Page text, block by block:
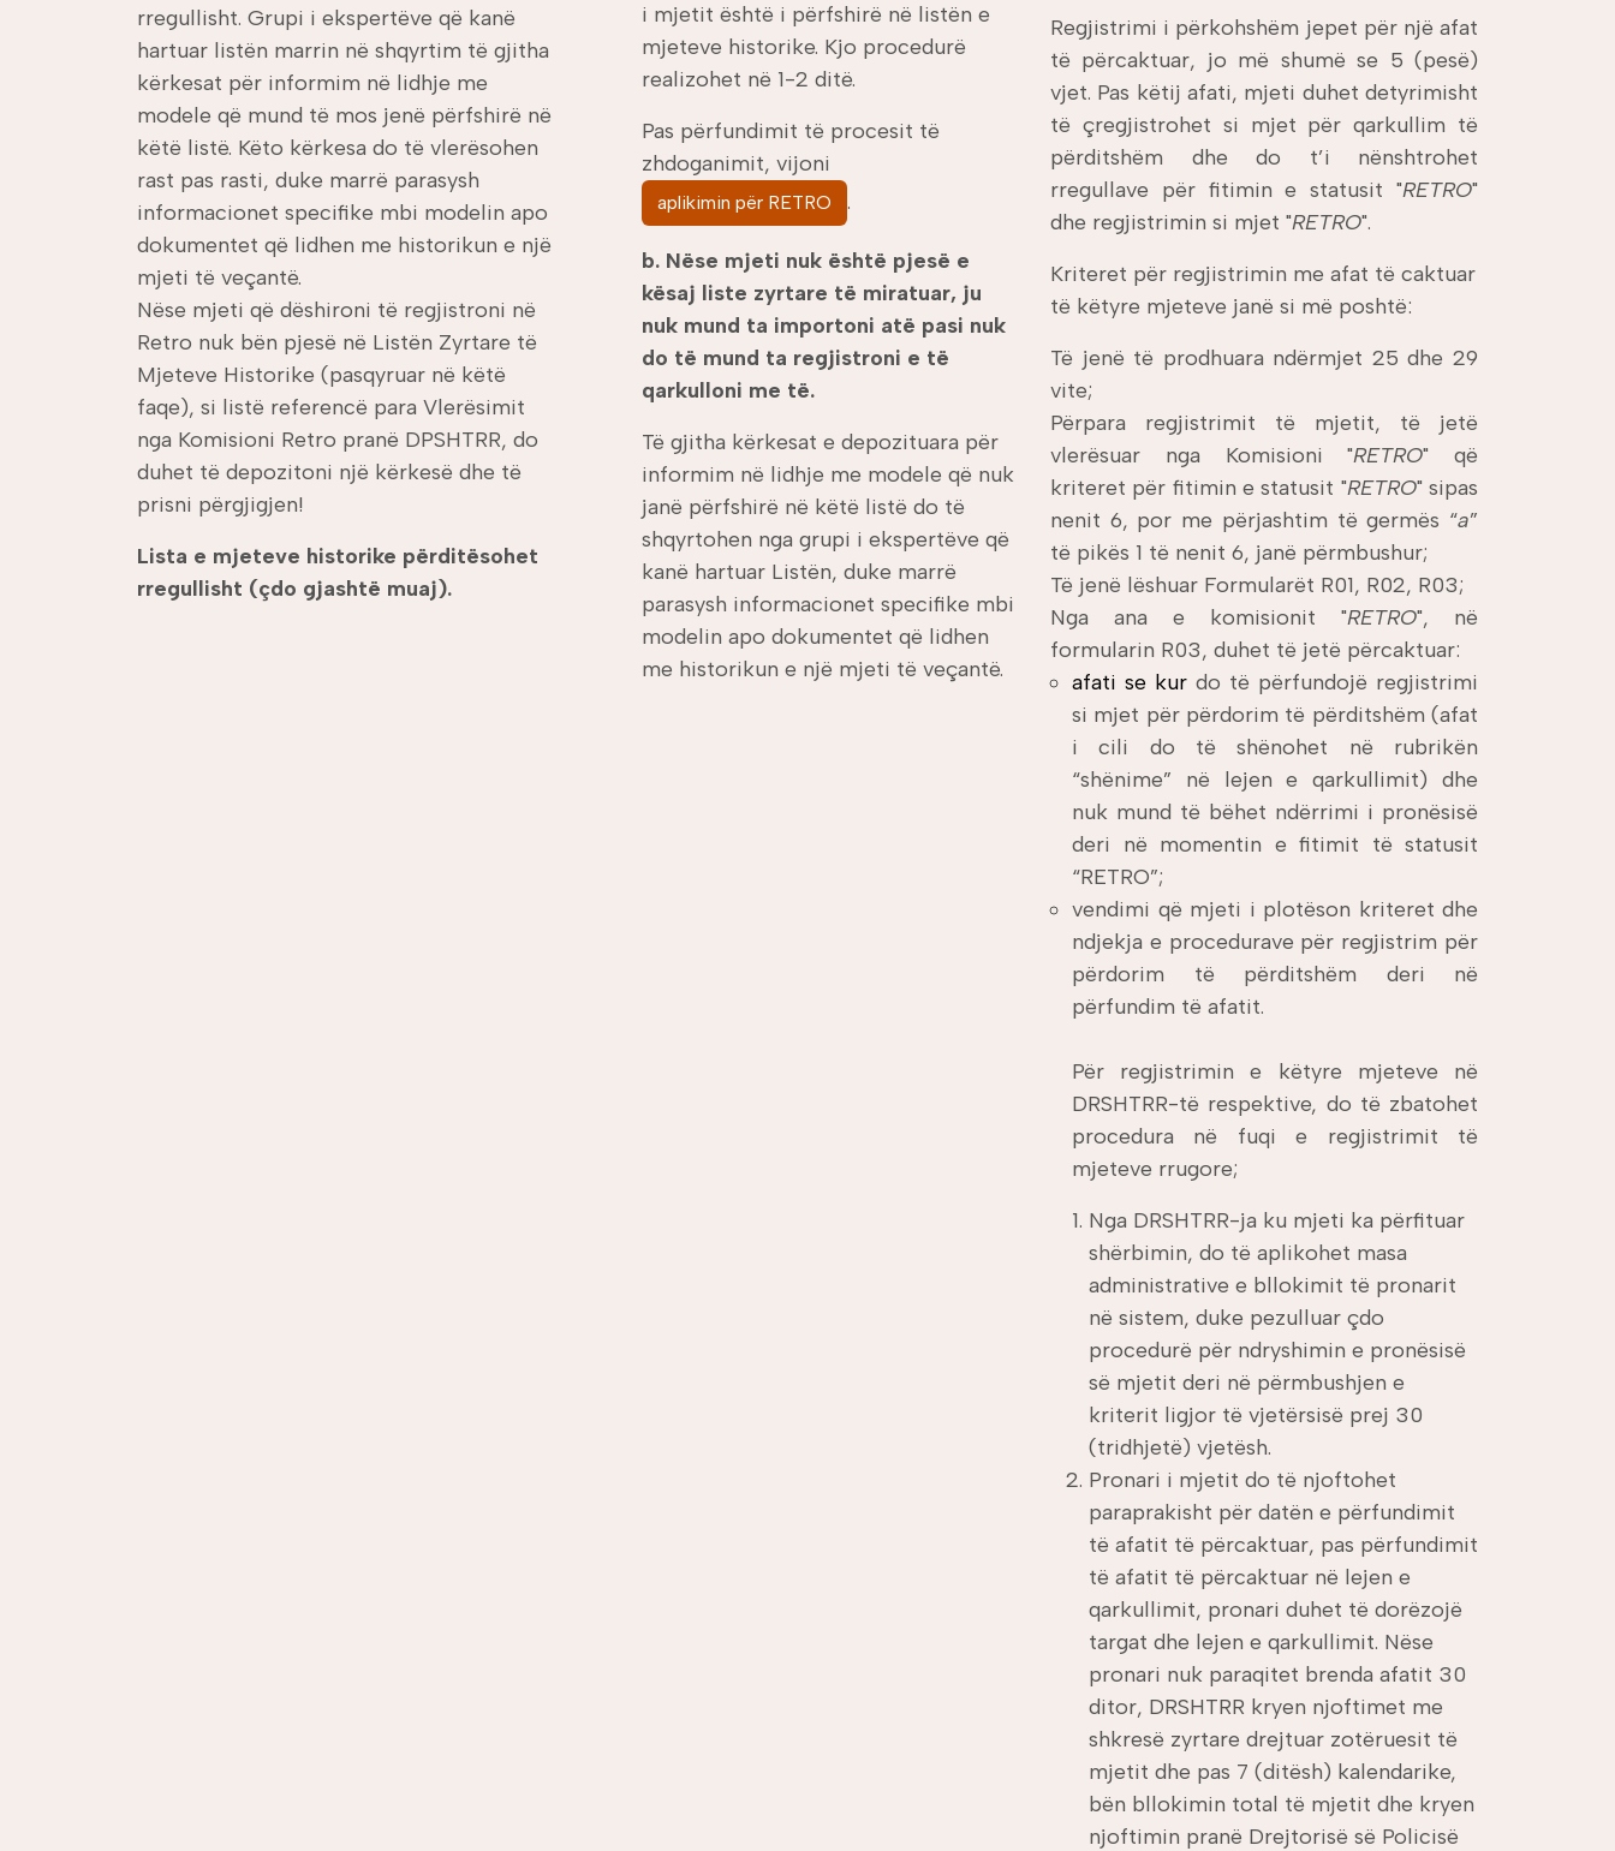
rregullisht. Grupi i ekspertëve që kanë
hartuar listën marrin në shqyrtim të gjitha
kërkesat për informim në lidhje me
modele që mund të mos jenë përfshirë në
këtë listë. Këto kërkesa do të vlerësohen
rast pas rasti, duke marrë parasysh
informacionet specifike mbi modelin apo
dokumentet që lidhen me historikun e një
mjeti të veçantë.
Nëse mjeti që dëshironi të regjistroni në
Retro nuk bën pjesë në Listën Zyrtare të
Mjeteve Historike (pasqyruar në këtë
faqe), si listë referencë para Vlerësimit
nga Komisioni Retro pranë DPSHTRR, do
duhet të depozitoni një kërkesë dhe të
prisni përgjigjen!
Lista e mjeteve historike përditësohet
rregullisht (çdo gjashtë muaj).
i mjetit është i përfshirë në listën e
mjeteve historike. Kjo procedurë
realizohet në 1-2 ditë.
Pas përfundimit të procesit të
zhdoganimit, vijoni
aplikimin për RETRO .
b. Nëse mjeti nuk është pjesë e
kësaj liste zyrtare të miratuar, ju
nuk mund ta importoni atë pasi nuk
do të mund ta regjistroni e të
qarkulloni me të.
Të gjitha kërkesat e depozituara për
informim në lidhje me modele që nuk
janë përfshirë në këtë listë do të
shqyrtohen nga grupi i ekspertëve që
kanë hartuar Listën, duke marrë
parasysh informacionet specifike mbi
modelin apo dokumentet që lidhen
me historikun e një mjeti të veçantë.
Regjistrimi i përkohshëm jepet për një afat
të përcaktuar, jo më shumë se 5 (pesë)
vjet. Pas këtij afati, mjeti duhet detyrimisht
të çregjistrohet si mjet për qarkullim të
përditshëm dhe do t’i nënshtrohet
rregullave për fitimin e statusit "RETRO"
dhe regjistrimin si mjet "RETRO".
Kriteret për regjistrimin me afat të caktuar
të këtyre mjeteve janë si më poshtë:
Të jenë të prodhuara ndërmjet 25 dhe 29
vite;
Përpara regjistrimit të mjetit, të jetë
vlerësuar nga Komisioni "RETRO" që
kriteret për fitimin e statusit "RETRO" sipas
nenit 6, por me përjashtim të germës “a”
të pikës 1 të nenit 6, janë përmbushur;
Të jenë lëshuar Formularët R01, R02, R03;
Nga ana e komisionit "RETRO", në
formularin R03, duhet të jetë përcaktuar:
afati se kur do të përfundojë regjistrimi
si mjet për përdorim të përditshëm (afat
i cili do të shënohet në rubrikën
“shënime” në lejen e qarkullimit) dhe
nuk mund të bëhet ndërrimi i pronësisë
deri në momentin e fitimit të statusit
“RETRO”;
vendimi që mjeti i plotëson kriteret dhe
ndjekja e procedurave për regjistrim për
përdorim të përditshëm deri në
përfundim të afatit.
Për regjistrimin e këtyre mjeteve në
DRSHTRR-të respektive, do të zbatohet
procedura në fuqi e regjistrimit të
mjeteve rrugore;
Nga DRSHTRR-ja ku mjeti ka përfituar
shërbimin, do të aplikohet masa
administrative e bllokimit të pronarit
në sistem, duke pezulluar çdo
procedurë për ndryshimin e pronësisë
së mjetit deri në përmbushjen e
kriterit ligjor të vjetërsisë prej 30
(tridhjetë) vjetësh.
Pronari i mjetit do të njoftohet
paraprakisht për datën e përfundimit
të afatit të përcaktuar, pas përfundimit
të afatit të përcaktuar në lejen e
qarkullimit, pronari duhet të dorëzojë
targat dhe lejen e qarkullimit. Nëse
pronari nuk paraqitet brenda afatit 30
ditor, DRSHTRR kryen njoftimet me
shkresë zyrtare drejtuar zotëruesit të
mjetit dhe pas 7 (ditësh) kalendarike,
bën bllokimin total të mjetit dhe kryen
njoftimin pranë Drejtorisë së Policisë